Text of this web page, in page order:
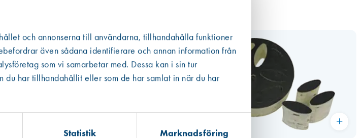
och annonserna till användarna, tillhandahålla funktioner
även sådana identifierare och annan information från
som vi samarbetar med. Dessa kan i sin tur
du har tillhandahållit eller som de har samlat in när du har
Statistik Marknadsföring
st)
Hitta hit
Hitta hit